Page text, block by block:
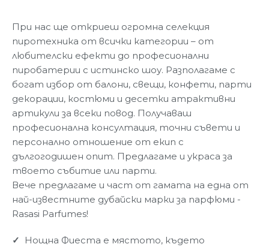
При нас ще откриеш огромна селекция
пиротехника от всички категории – от
любителски ефекти до професионални
пиробатерии с истинско шоу. Разполагаме с
богат избор от балони, свещи, конфети, парти
декорации, костюми и десетки атрактивни
артикули за всеки повод. Получаваш
професионална консултация, точни съвети и
персонално отношение от екип с
дългогодишен опит. Предлагаме и украса за
твоето събитие или парти.
Вече предлагаме и част от гамата на една от
най-известните дубайски марки за парфюми -
Rasasi Parfumes!
✓
Нощна Фиеста е мястото, където